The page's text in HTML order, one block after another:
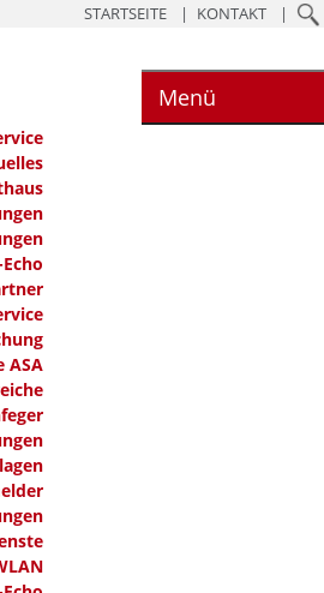
STARTSEITE KONTAKT
Menü
ASA